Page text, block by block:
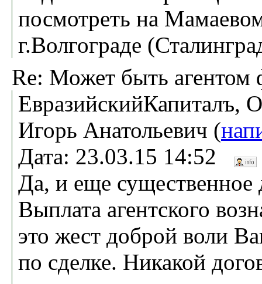
посмотреть на
г.Волгограде
Re: Может быть агентом
ЕвразийскийКапиталъ,
Игорь Анатольевич (
Дата: 23.03.15 14:52
Да, и еще существенное
Выплата агентского
это жест доброй воли
по сделке. Никакой